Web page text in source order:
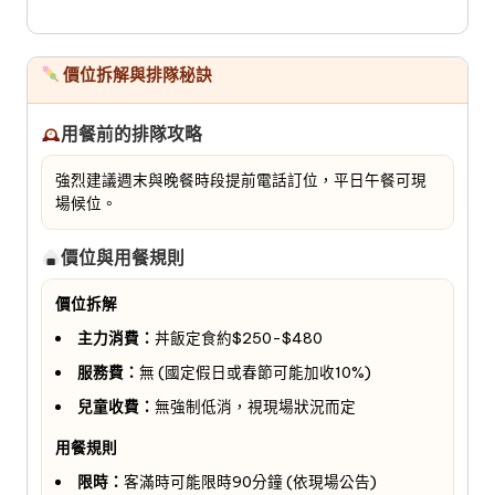
價位拆解與排隊秘訣
用餐前的排隊攻略
強烈建議週末與晚餐時段提前電話訂位，平日午餐可現
場候位。
價位與用餐規則
價位拆解
主力消費： 丼飯定食約$250-$480
服務費： 無 (國定假日或春節可能加收10%)
兒童收費： 無強制低消，視現場狀況而定
用餐規則
限時： 客滿時可能限時90分鐘 (依現場公告)